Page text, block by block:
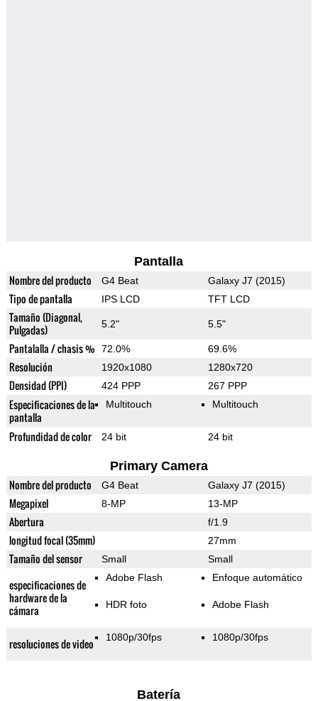
Pantalla
Nombre del producto G4 Beat Galaxy J7 (2015)
Tipo de pantalla IPS LCD TFT LCD
Tamaño (Diagonal,
Pulgadas)
5.2" 5.5"
Pantalalla / chasis % 72.0% 69.6%
Resolución 1920x1080 1280x720
Densidad (PPI) 424 PPP 267 PPP
Especificaciones de la
pantalla
Multitouch Multitouch
Profundidad de color 24 bit 24 bit
Primary Camera
Nombre del producto G4 Beat Galaxy J7 (2015)
Megapixel 8-MP 13-MP
Abertura f/1.9
longitud focal (35mm) 27mm
Tamaño del sensor Small Small
especificaciones de
hardware de la
cámara
Adobe Flash
HDR foto
Enfoque automático
Adobe Flash
resoluciones de video 1080p/30fps 1080p/30fps
Batería